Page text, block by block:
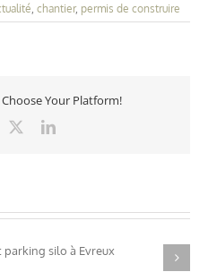
chantier, permis de construire
Your Platform!
LinkedIn
et parking silo à
Evreux